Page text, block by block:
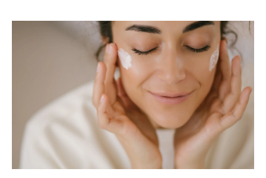
moda & ljepota